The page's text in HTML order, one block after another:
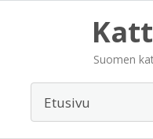
Suomen